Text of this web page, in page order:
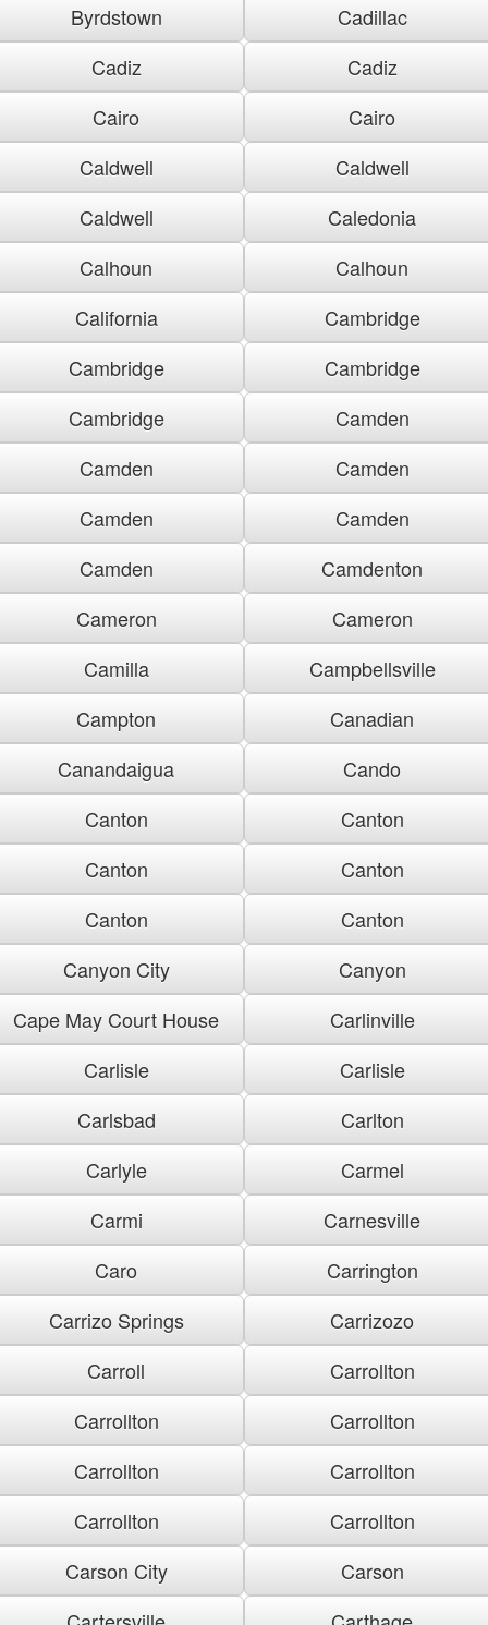
Byrdstown
Cadillac
Cadiz
Cadiz
Cairo
Cairo
Caldwell
Caldwell
Caldwell
Caledonia
Calhoun
Calhoun
California
Cambridge
Cambridge
Cambridge
Cambridge
Camden
Camden
Camden
Camden
Camden
Camden
Camdenton
Cameron
Cameron
Camilla
Campbellsville
Campton
Canadian
Canandaigua
Cando
Canton
Canton
Canton
Canton
Canton
Canton
Canyon City
Canyon
Cape May Court House
Carlinville
Carlisle
Carlisle
Carlsbad
Carlton
Carlyle
Carmel
Carmi
Carnesville
Caro
Carrington
Carrizo Springs
Carrizozo
Carroll
Carrollton
Carrollton
Carrollton
Carrollton
Carrollton
Carrollton
Carrollton
Carson City
Carson